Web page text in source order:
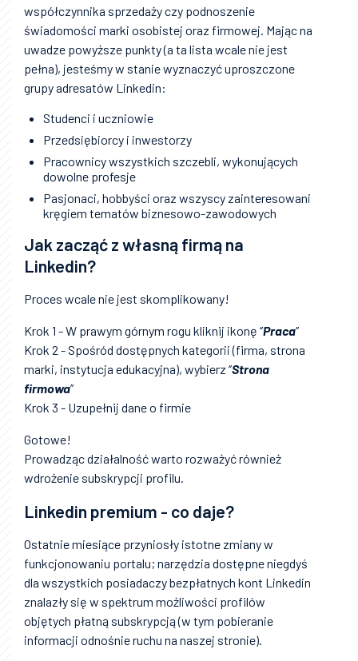
współczynnika sprzedaży czy podnoszenie
świadomości marki osobistej oraz firmowej. Mając na
uwadze powyższe punkty (a ta lista wcale nie jest
pełna), jesteśmy w stanie wyznaczyć uproszczone
grupy adresatów Linkedin:
Studenci i uczniowie
Przedsiębiorcy i inwestorzy
Pracownicy wszystkich szczebli, wykonujących
dowolne profesje
Pasjonaci, hobbyści oraz wszyscy zainteresowani
kręgiem tematów biznesowo-zawodowych
Jak zacząć z własną firmą na
Linkedin?
Proces wcale nie jest skomplikowany!
Krok 1 - W prawym górnym rogu kliknij ikonę ‘’Praca’’
Krok 2 - Spośród dostępnych kategorii (firma, strona
marki, instytucja edukacyjna), wybierz ‘’Strona
firmowa’’
Krok 3 - Uzupełnij dane o firmie
Gotowe!
Prowadząc działalność warto rozważyć również
wdrożenie subskrypcji profilu.
Linkedin premium - co daje?
Ostatnie miesiące przyniosły istotne zmiany w
funkcjonowaniu portalu; narzędzia dostępne niegdyś
dla wszystkich posiadaczy bezpłatnych kont Linkedin
znalazły się w spektrum możliwości profilów
objętych płatną subskrypcją (w tym pobieranie
informacji odnośnie ruchu na naszej stronie).